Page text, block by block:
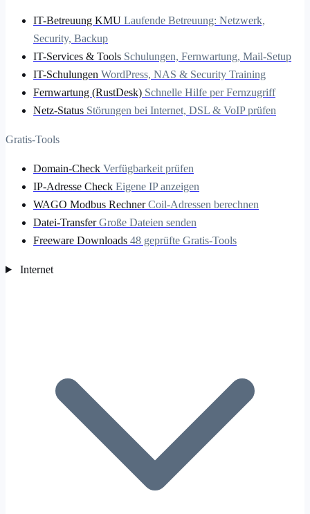
IT-Betreuung KMU Laufende Betreuung: Netzwerk,
Security, Backup
IT-Services & Tools Schulungen, Fernwartung, Mail-Setup
IT-Schulungen WordPress, NAS & Security Training
Fernwartung (RustDesk) Schnelle Hilfe per Fernzugriff
Netz-Status Störungen bei Internet, DSL & VoIP prüfen
Gratis-Tools
Domain-Check Verfügbarkeit prüfen
IP-Adresse Check Eigene IP anzeigen
WAGO Modbus Rechner Coil-Adressen berechnen
Datei-Transfer Große Dateien senden
Freeware Downloads 48 geprüfte Gratis-Tools
Internet